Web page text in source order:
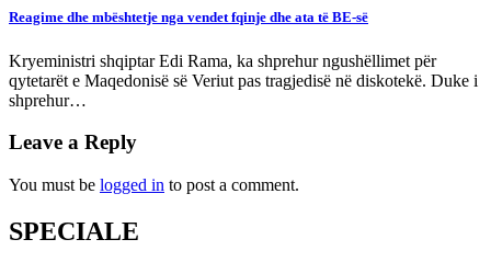
Reagime dhe mbështetje nga vendet fqinje dhe ata të BE-së
Kryeministri shqiptar Edi Rama, ka shprehur ngushëllimet për
qytetarët e Maqedonisë së Veriut pas tragjedisë në diskotekë. Duke i
shprehur…
Leave a Reply
You must be logged in to post a comment.
SPECIALE